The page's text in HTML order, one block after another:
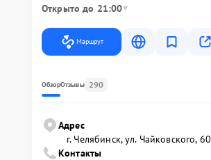
Открыто до 21:00
Маршрут
ОбзорОтзывы 290
Адрес
г. Челябинск, ул. Чайковского, 60
Контакты